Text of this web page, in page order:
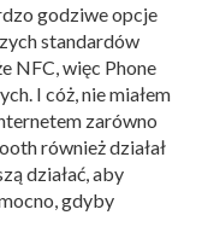
godziwe opcje
standardów
NFC, więc Phone
I cóż, nie miałem
zarówno
również działał
działać, aby
gdyby